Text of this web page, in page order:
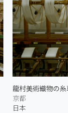
龍村美術織物の糸
京都
日本